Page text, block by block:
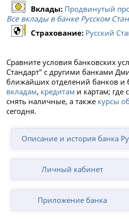
Вклады: Продвинутый
Все вклады в банке Русском
Страхование: Русский
Сравните условия банковских
Стандарт" с другими банками
ближайших отделений банков и
вкладам, кредитам и картам; где
снять наличные, а также курсы
сегодня.
Описание и история банка
Личный кабинет
Приложение банка